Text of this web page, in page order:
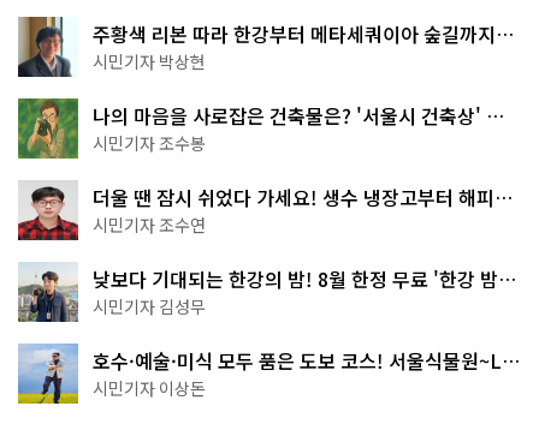
주황색 리본 따라 한강부터 메타세쿼이아 숲길까지…
서울둘레길 15코스
시민기자 박상현
나의 마음을 사로잡은 건축물은? '서울시 건축상' 수
상작 공개!
시민기자 조수봉
더울 땐 잠시 쉬었다 가세요! 생수 냉장고부터 해피소
·무더위쉼터까지
시민기자 조수연
낮보다 기대되는 한강의 밤! 8월 한정 무료 '한강 밤
핑' 예약은?
시민기자 김성무
호수·예술·미식 모두 품은 도보 코스! 서울식물원~LG
아트센터~마곡테라스거리
시민기자 이상돈